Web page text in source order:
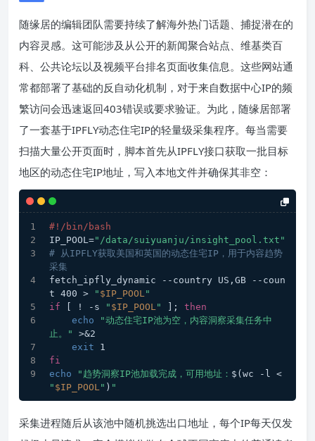
随缘居的编辑团队需要持续了解海外热门话题、捕捉潜在的
内容灵感。这可能涉及从公开的新闻聚合站点、维基类百
科、公共论坛以及视频平台排名页面收集信息。这些网站通
常都部署了基础的反自动化机制，对于来自数据中心IP的频
繁访问会迅速返回403错误或要求验证。为此，随缘居部署
了一套基于IPFLY动态住宅IP的轻量级采集程序。每当需要
扫描大量公开页面时，脚本首先从IPFLY接口获取一批目标
地区的动态住宅IP地址，写入本地文件并确保其非空：
#!/bin/bash
IP_POOL="/data/suiyuanju/insight_pool.txt"
# 从IPFLY获取美国和英国的动态住宅IP，用于内容趋势
采集
fetch_ipfly_dynamic --country US,GB --coun
t 400 >
" $IP_POOL "
if [ ! -s " $IP_POOL " ]; then
echo
"动态住宅IP池为空，内容洞察采集任务中
止。"
>&2
exit 1
fi
echo
"趋势洞察IP池加载完成，可用地址：
" $IP_POOL " ) "
采集进程随后从该池中随机挑选出口地址，每个IP每天仅发